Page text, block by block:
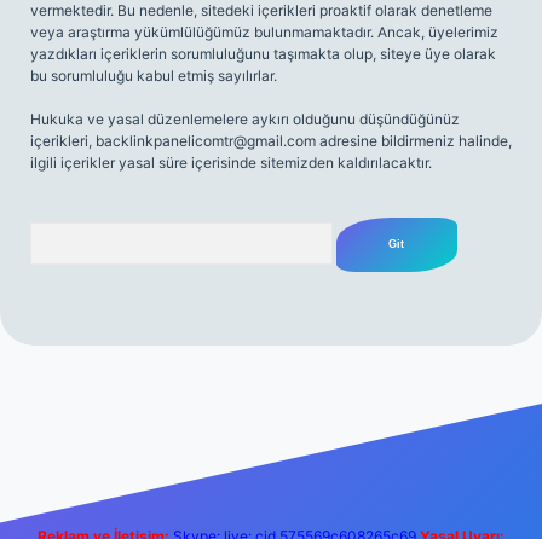
vermektedir. Bu nedenle, sitedeki içerikleri proaktif olarak denetleme
veya araştırma yükümlülüğümüz bulunmamaktadır. Ancak, üyelerimiz
yazdıkları içeriklerin sorumluluğunu taşımakta olup, siteye üye olarak
bu sorumluluğu kabul etmiş sayılırlar.
Hukuka ve yasal düzenlemelere aykırı olduğunu düşündüğünüz
içerikleri, backlinkpanelicomtr@gmail.com adresine bildirmeniz halinde,
ilgili içerikler yasal süre içerisinde sitemizden kaldırılacaktır.